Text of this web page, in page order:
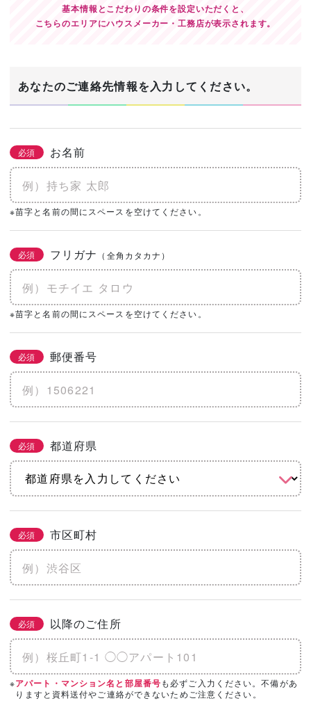
基本情報とこだわりの条件を設定いただくと、
こちらのエリアにハウスメーカー・工務店が表示されます。
あなたのご連絡先情報を入力してください。
必須 お名前
※苗字と名前の間にスペースを空けてください。
必須 フリガナ （全角カタカナ）
※苗字と名前の間にスペースを空けてください。
必須 郵便番号
必須 都道府県
必須 市区町村
必須 以降のご住所
※アパート・マンション名と部屋番号も必ずご入力ください。不備があ
りますと資料送付やご連絡ができないためご注意ください。